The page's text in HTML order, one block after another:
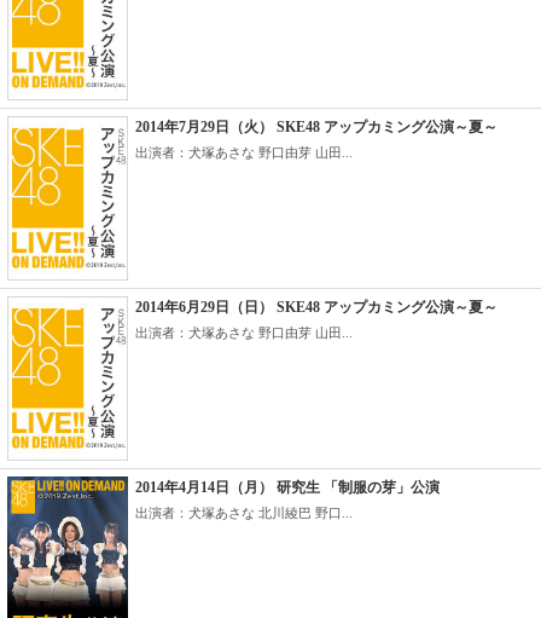
2014年7月29日（火） SKE48 アップカミング公演～夏～
出演者：犬塚あさな 野口由芽 山田...
2014年6月29日（日） SKE48 アップカミング公演～夏～
出演者：犬塚あさな 野口由芽 山田...
2014年4月14日（月） 研究生 「制服の芽」公演
出演者：犬塚あさな 北川綾巴 野口...